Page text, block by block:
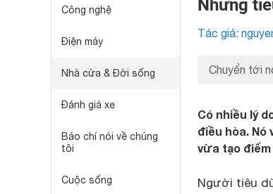
Công nghệ
Điện máy
Nhà cửa & Đời sống
Đánh giá xe
Báo chí nói về chúng
tôi
Cuộc sống
Những
Tác giả:
Chuyển tới
Có nhiều lý
điều hòa.
vừa tạo
Người tiêu